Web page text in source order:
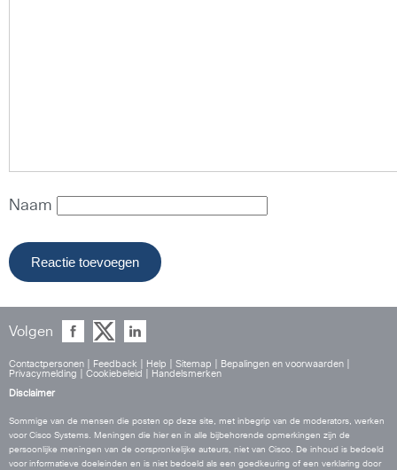
Naam
Volgen
Contactpersonen Feedback Help Sitemap Bepalingen en voorwaarden
Privacymelding
Cookiebeleid
Handelsmerken
Disclaimer
Sommige van de mensen die posten op deze site, met inbegrip van de moderators, werken
voor Cisco Systems. Meningen die hier en in alle bijbehorende opmerkingen zijn de
persoonlijke meningen van de oorspronkelijke auteurs, niet van Cisco. De inhoud is bedoeld
voor informatieve doeleinden en is niet bedoeld als een goedkeuring of een verklaring door